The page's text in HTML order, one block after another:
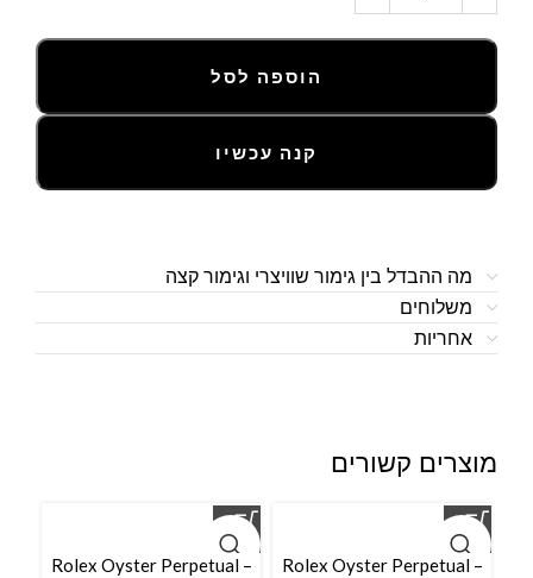
הוספה לסל
קנה עכשיו
מה ההבדל בין גימור שוויצרי וגימור קצה
משלוחים
אחריות
מוצרים קשורים
Rolex Oyster Perpetual –
Rolex Oyster Perpetual –